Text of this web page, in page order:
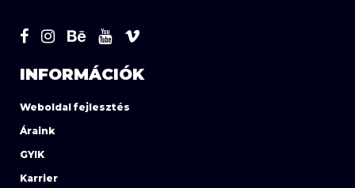
INFORMÁCIÓK
Weboldal fejlesztés
Áraink
GYIK
Karrier